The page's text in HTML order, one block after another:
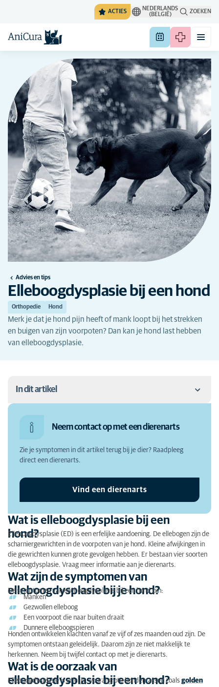
ACTIES
NEDERLANDS
(BELGIË)
ZOEKEN
Advies en tips
Elleboogdysplasie bij een hond
Orthopedie Hond
Merk je dat je hond pijn heeft of mank loopt bij het strekken
en buigen van zijn voorpoten? Dan kan je hond last hebben
van elleboogdysplasie.
In dit artikel
hond?
hond?
Elleboogdysplasie hond: de diagnose
Elleboogdysplasie hond: de behandeling
Neem contact op met een dierenarts
Zie je symptomen in dit artikel terug bij je dier? Raadpleeg
direct een dierenarts.
Vind een dierenarts
Wat is elleboogdysplasie bij een
hond?
Elleboogdysplasie (ED) is een erfelijke aandoening. De ellebogen zijn de
scharniergewrichten in de voorpoten van je hond. Kleine afwijkingen in
die gewrichten kunnen grote gevolgen hebben. Er bestaan vier soorten
elleboogdysplasie. Vraag meer informatie aan je dierenarts.
Wat zijn de symptomen van
elleboogdysplasie bij je hond?
De symptomen van elleboogdysplasie bij een hond zijn:
Manken
Gezwollen elleboog
Een voorpoot die naar buiten draait
Dunnere elleboogspieren
Honden ontwikkelen klachten vanaf ze vijf of zes maanden oud zijn. De
symptomen ontstaan geleidelijk. Daarom zijn ze niet makkelijk te
herkennen. Neem bij twijfel contact op met je dierenarts.
Wat is de oorzaak van
elleboogdysplasie bij een hond?
Elleboogdysplasie is erfelijk. Vooral grote hondenrassen zoals golden